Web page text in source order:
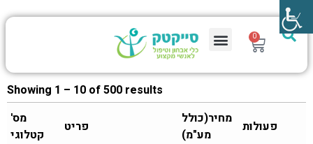
0
Showing 1 – 10 of 500 results
מס'
קטלוגי
פריט
מחיר(כולל
מע"מ)
פעולות